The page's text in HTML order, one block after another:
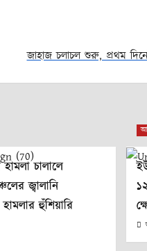
জাহাজ চলাচল শুরু, প্রথম
হামলা চালালে
জ্বালানি
হুঁশিয়ারি